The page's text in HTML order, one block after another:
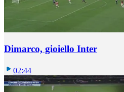
Dimarco, gioiello Inter
02:44